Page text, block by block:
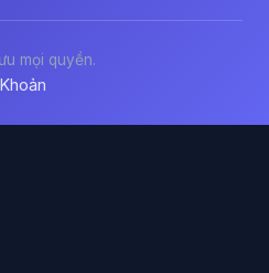
mọi quyền.